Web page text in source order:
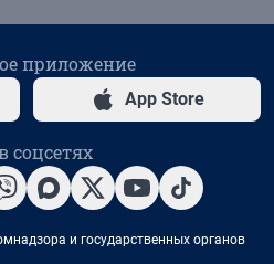
приложение
App Store
соцсетях
и государственных органов